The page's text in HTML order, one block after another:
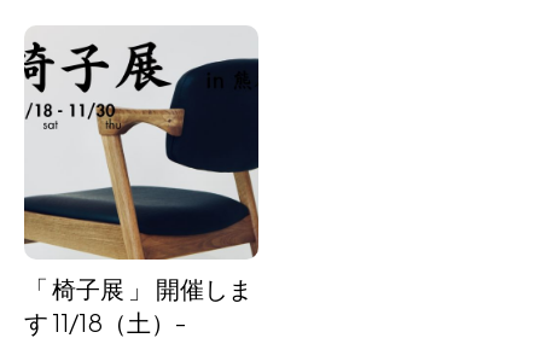
「 椅子展 」 開催しま
す 11/18（土）-